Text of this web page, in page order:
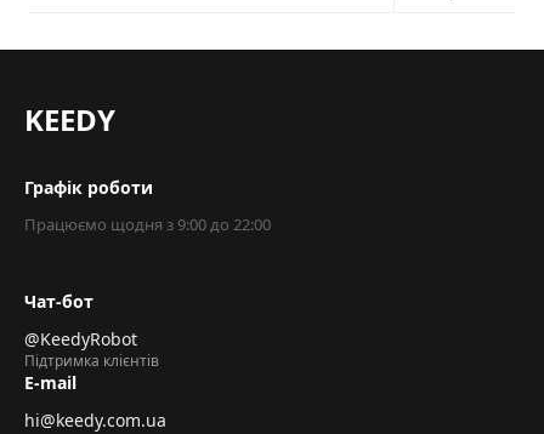
KEEDY
Графік роботи
Працюємо щодня з 9:00 до 22:00
Чат-бот
@KeedyRobot
Підтримка клієнтів
E-mail
hi@keedy.com.ua